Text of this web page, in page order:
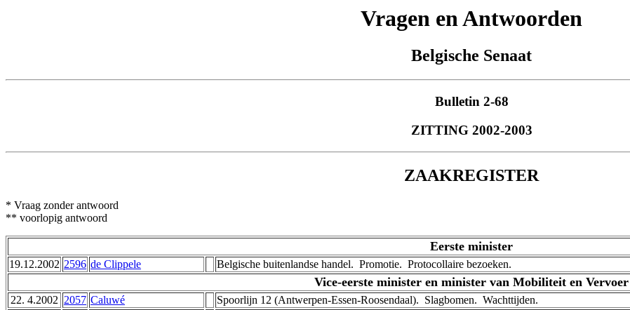
Vragen en Antwoorden
Belgische Senaat
Bulletin 2-68
ZITTING 2002-2003
ZAAKREGISTER
* Vraag zonder antwoord
** voorlopig antwoord
Eerste minister
19.12.2002 2596 de Clippele Belgische buitenlandse handel. ­ Promotie. ­ Protocollaire bezoeken.
Vice-eerste minister en minister van Mobiliteit en Vervoer
22. 4.2002 2057 Caluwé
Spoorlijn 12 (Antwerpen-Essen-Roosendaal). ­ Slagbomen. ­ Wachttijden.